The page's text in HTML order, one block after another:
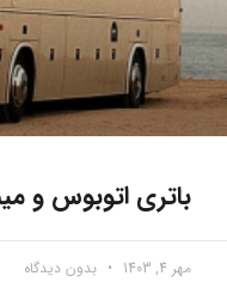
باتری اتوبوس و
مهر 4, 1403 بدون دیدگاه